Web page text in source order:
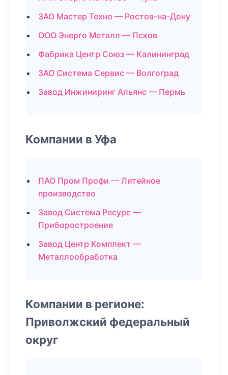
ЗАО Мастер Техно — Ростов-на-Дону
ООО Энерго Металл — Псков
Фабрика Центр Союз — Калининград
ЗАО Система Сервис — Волгоград
Завод Инжиниринг Альянс — Пермь
Компании в Уфа
ПАО Пром Профи — Литейное
производство
Завод Система Ресурс —
Приборостроение
Завод Центр Комплект —
Металлообработка
Компании в регионе:
Приволжский федеральный
округ